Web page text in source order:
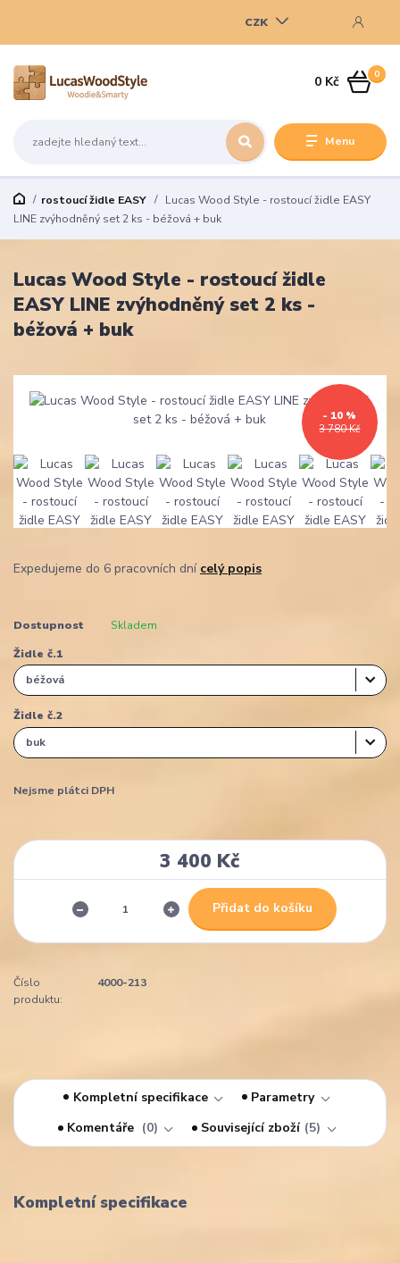
Menu
CZK
0
0 Kč
rostoucí židle EASY
Lucas Wood Style - rostoucí židle EASY
LINE zvýhodněný set 2 ks - béžová + buk
Lucas Wood Style - rostoucí židle
EASY LINE zvýhodněný set 2 ks -
béžová + buk
3 780 Kč
- 10 %
Expedujeme do 6 pracovních dní celý popis
Dostupnost Skladem
Židle č.1
Židle č.2
Nejsme plátci DPH
3 400 Kč
Přidat do košíku
Číslo
produktu:
4000-213
Kompletní specifikace
Parametry
Komentáře
0 Související zboží 5
Kompletní specifikace